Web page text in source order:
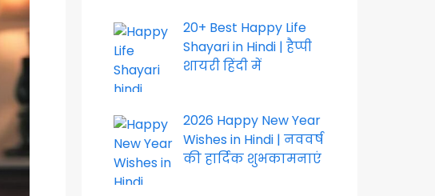
20+ Best Happy Life
Shayari in Hindi | हैप्पी
शायरी हिंदी में
2026 Happy New Year
Wishes in Hindi | नववर्ष
की हार्दिक शुभकामनाएं